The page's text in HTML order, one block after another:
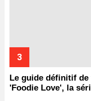
Le guide définitif
'Foodie Love', la